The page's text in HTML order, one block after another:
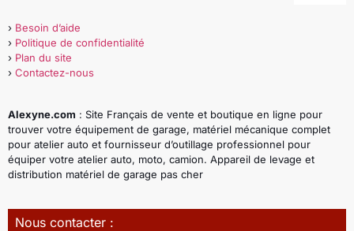
› Besoin d’aide
› Politique de confidentialité
› Plan du site
› Contactez-nous
Alexyne.com : Site Français de vente et boutique en ligne pour
trouver votre équipement de garage, matériel mécanique complet
pour atelier auto et fournisseur d’outillage professionnel pour
équiper votre atelier auto, moto, camion. Appareil de levage et
distribution matériel de garage pas cher
Nous contacter :